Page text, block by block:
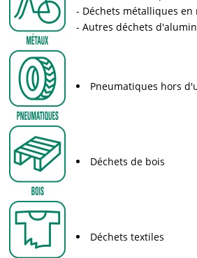
Déchets métalliques en
Autres déchets
Pneumatiques hors
Déchets de bois
Déchets textiles